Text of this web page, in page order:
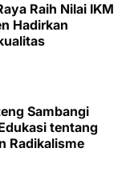
Raih Nilai IKM
Hadirkan
Sambangi
tentang
Radikalisme